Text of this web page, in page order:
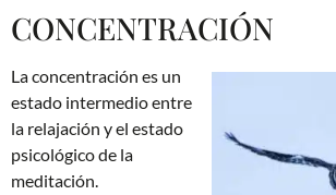
CONCENTRACIÓN
La concentración es un
estado intermedio entre
la relajación y el estado
psicológico de la
meditación.